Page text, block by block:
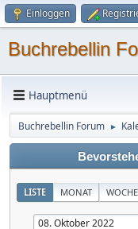
Einloggen
Buchrebellin
Hauptmenü
Buchrebellin Forum ►
LISTE MONAT WOCHE